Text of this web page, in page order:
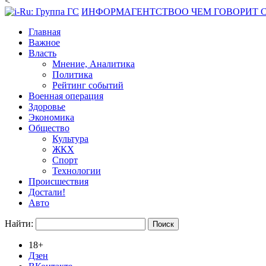
ИНФОРМАГЕНТСТВОО ЧЕМ ГОВОРИТ
Главная
Важное
Власть
Мнение, Аналитика
Политика
Рейтинг событий
Военная операция
Здоровье
Экономика
Общество
Культура
ЖКХ
Спорт
Технологии
Происшествия
Достали!
Авто
Найти:
18+
Дзен